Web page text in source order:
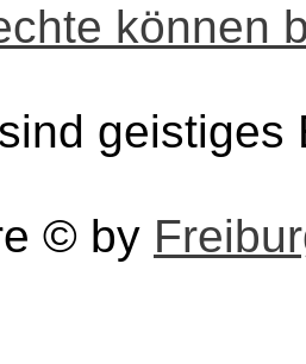
können
© by